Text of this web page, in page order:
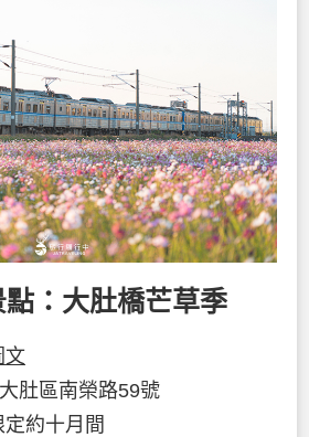
：大肚橋芒草季
文
肚區南榮路59號
約十月間